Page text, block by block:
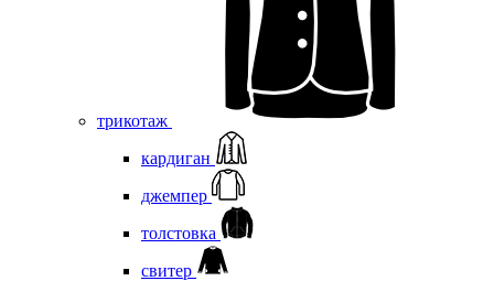
трикотаж
кардиган
джемпер
толстовка
свитер